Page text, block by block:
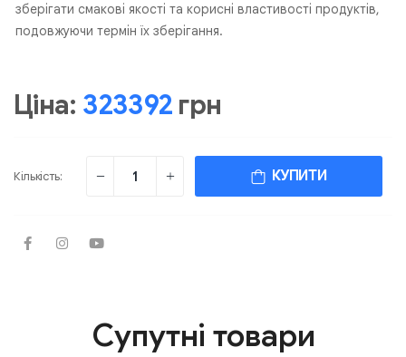
зберігати смакові якості та корисні властивості продуктів,
подовжуючи термін їх зберігання.
Ціна: 323392 грн
Кількість: КУПИТИ
Супутні товари